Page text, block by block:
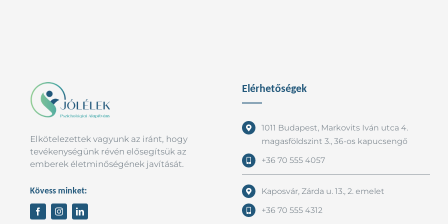
Elkötelezettek vagyunk az iránt, hogy
tevékenységünk révén elősegítsük az
emberek életminőségének javítását.
Kövess minket:
Elérhetőségek
1011 Budapest, Markovits Iván utca 4.
magasföldszint 3., 36-os kapucsengő
+36 70 555 4057
Kaposvár, Zárda u. 13., 2. emelet
+36 70 555 4312